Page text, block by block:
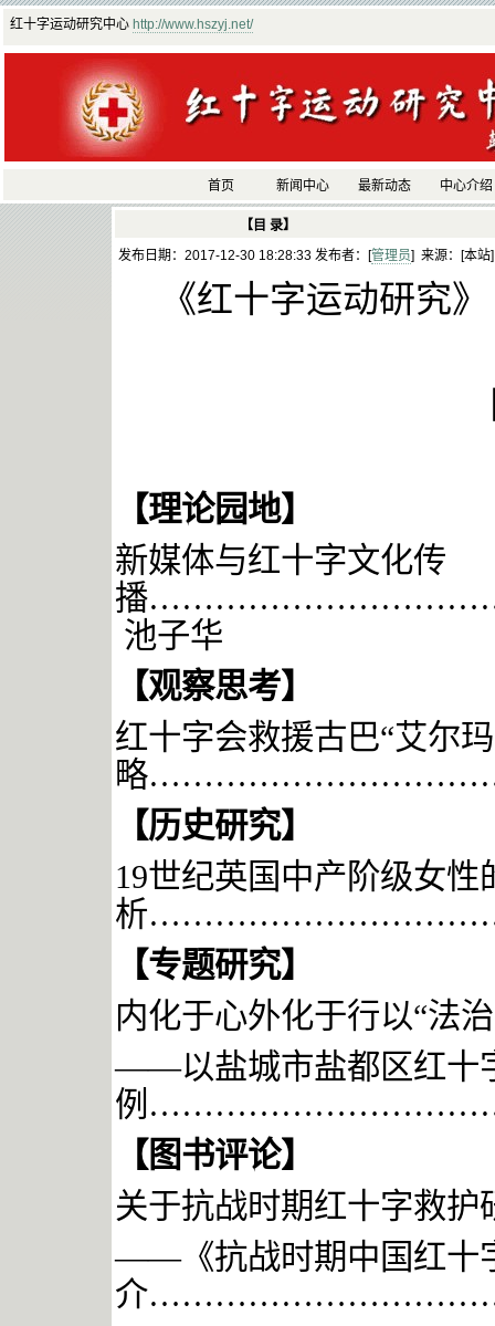
红十字运动研究中心 http://www.hszyj.net/
首页 新闻中心 最新动态 中心介绍
【目 录】
发布日期：2017-12-30 18:28:33 发布者：[管理员] 来源：[本站
《红十字运动研究
【理论园地】
新媒体与红十字文化传
播
池子华
【观察思考】
红十字会救援古巴“艾尔
略……
【历史研究】
19世纪英国中产阶级女性
析
【专题研究】
内化于心外化于行以“法
——以盐城市盐都区红十
例
【图书评论】
关于抗战时期红十字救护
——《抗战时期中国红十
介